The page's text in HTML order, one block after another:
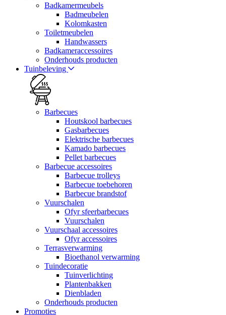
Badkamermeubels
Badmeubelen
Kolomkasten
Toiletmeubelen
Handwassers
Badkameraccessoires
Onderhouds producten
Tuinbeleving
Barbecues
Houtskool barbecues
Gasbarbecues
Elektrische barbecues
Kamado barbecues
Pellet barbecues
Barbecue accessoires
Barbecue trolleys
Barbecue toebehoren
Barbecue brandstof
Vuurschalen
Ofyr sfeerbarbecues
Vuurschalen
Vuurschaal accessoires
Ofyr accessoires
Terrasverwarming
Bioethanol verwarming
Tuindecoratie
Tuinverlichting
Plantenbakken
Dienbladen
Onderhouds producten
Promoties